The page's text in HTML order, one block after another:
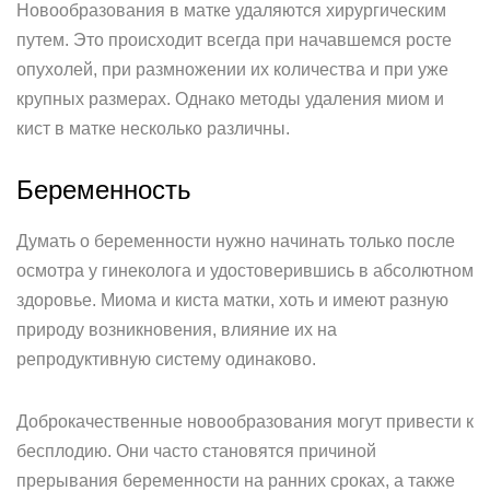
Новообразования в матке удаляются хирургическим
путем. Это происходит всегда при начавшемся росте
опухолей, при размножении их количества и при уже
крупных размерах. Однако методы удаления миом и
кист в матке несколько различны.
Беременность
Думать о беременности нужно начинать только после
осмотра у гинеколога и удостоверившись в абсолютном
здоровье. Миома и киста матки, хоть и имеют разную
природу возникновения, влияние их на
репродуктивную систему одинаково.
Доброкачественные новообразования могут привести к
бесплодию. Они часто становятся причиной
прерывания беременности на ранних сроках, а также